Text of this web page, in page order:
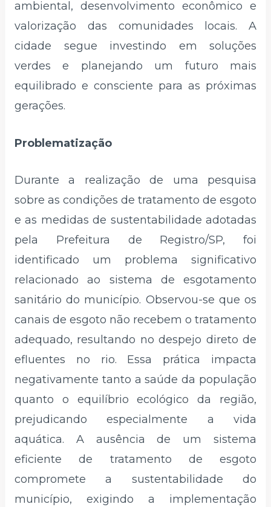
ambiental, desenvolvimento econômico e
valorização das comunidades locais. A
cidade segue investindo em soluções
verdes e planejando um futuro mais
equilibrado e consciente para as próximas
gerações.
Problematização
Durante a realização de uma pesquisa
sobre as condições de tratamento de esgoto
e as medidas de sustentabilidade adotadas
pela Prefeitura de Registro/SP, foi
identificado um problema significativo
relacionado ao sistema de esgotamento
sanitário do município. Observou-se que os
canais de esgoto não recebem o tratamento
adequado, resultando no despejo direto de
efluentes no rio. Essa prática impacta
negativamente tanto a saúde da população
quanto o equilíbrio ecológico da região,
prejudicando especialmente a vida
aquática. A ausência de um sistema
eficiente de tratamento de esgoto
compromete a sustentabilidade do
município, exigindo a implementação